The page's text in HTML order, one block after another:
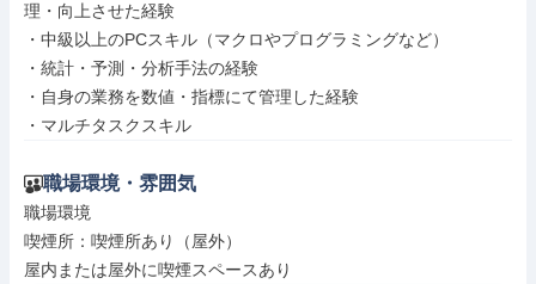
理・向上させた経験
・中級以上のPCスキル（マクロやプログラミングなど）
・統計・予測・分析手法の経験
・自身の業務を数値・指標にて管理した経験
・マルチタスクスキル
職場環境・雰囲気
職場環境
喫煙所：喫煙所あり（屋外）
屋内または屋外に喫煙スペースあり